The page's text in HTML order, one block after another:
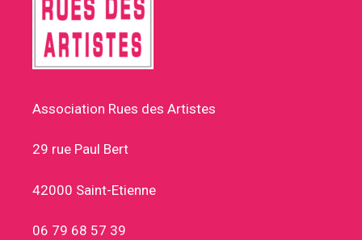
Association Rues des Artistes
29 rue Paul Bert
42000 Saint-Etienne
06 79 68 57 39